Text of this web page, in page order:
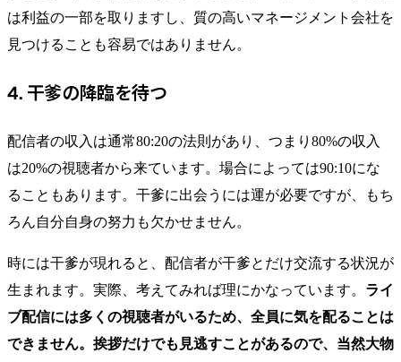
は利益の一部を取りますし、質の高いマネージメント会社を
見つけることも容易ではありません。
4. 干爹の降臨を待つ
配信者の収入は通常80:20の法則があり、つまり80%の収入
は20%の視聴者から来ています。場合によっては90:10にな
ることもあります。干爹に出会うには運が必要ですが、もち
ろん自分自身の努力も欠かせません。
時には干爹が現れると、配信者が干爹とだけ交流する状況が
生まれます。実際、考えてみれば理にかなっています。 ライ
ブ配信には多くの視聴者がいるため、全員に気を配ることは
できません。挨拶だけでも見逃すことがあるので、当然大物